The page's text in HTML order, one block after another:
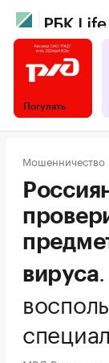
Погулять
Мошенничество
вируса.